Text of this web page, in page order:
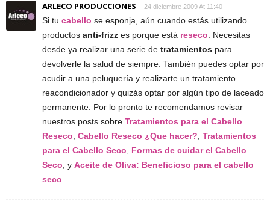
ARLECO PRODUCCIONES 24 diciembre 2009 At 11:40
Si tu cabello se esponja, aún cuando estás utilizando
productos anti-frizz es porque está reseco . Necesitas
desde ya realizar una serie de tratamientos para
devolverle la salud de siempre. También puedes optar por
acudir a una peluquería y realizarte un tratamiento
reacondicionador y quizás optar por algún tipo de laceado
permanente. Por lo pronto te recomendamos revisar
nuestros posts sobre Tratamientos para el Cabello
Reseco Cabello Reseco ¿Que hacer? Tratamientos
para el Cabello Seco
Formas de cuidar el Cabello
Seco , y Aceite de Oliva: Beneficioso para el cabello
seco